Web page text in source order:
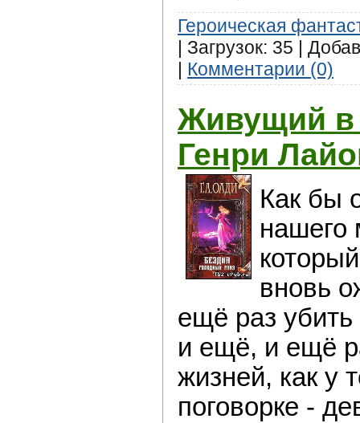
Героическая
| Загрузок: 35 |
| Комментарии (0)
Живущий в
Генри
Как бы
нашего
вновь
ещё раз
и ещё, и ещё
жизней, как у
поговорке -